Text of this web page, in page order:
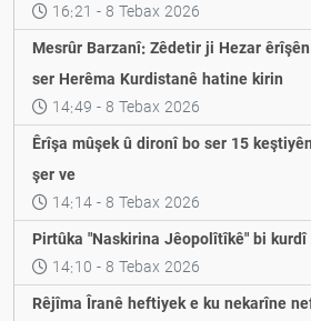
16:21 - 8 Tebax 2026
Mesrûr Barzanî: Zêdetir ji Hezar
ser Herêma Kurdistanê hatine kirin
14:49 - 8 Tebax 2026
Êrîşa mûşek û dironî bo ser 15
şer ve
14:14 - 8 Tebax 2026
Pirtûka "Naskirina Jêopolîtîkê" bi kurdî
14:10 - 8 Tebax 2026
Rêjîma Îranê heftiyek e ku nekarîne